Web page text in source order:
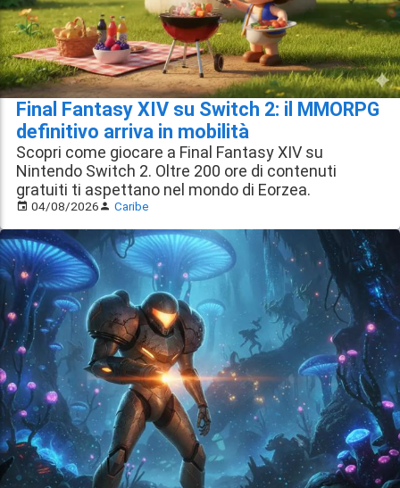
Final Fantasy XIV su Switch 2: il MMORPG
definitivo arriva in mobilità
Scopri come giocare a Final Fantasy XIV su
Nintendo Switch 2. Oltre 200 ore di contenuti
gratuiti ti aspettano nel mondo di Eorzea.
04/08/2026 Caribe